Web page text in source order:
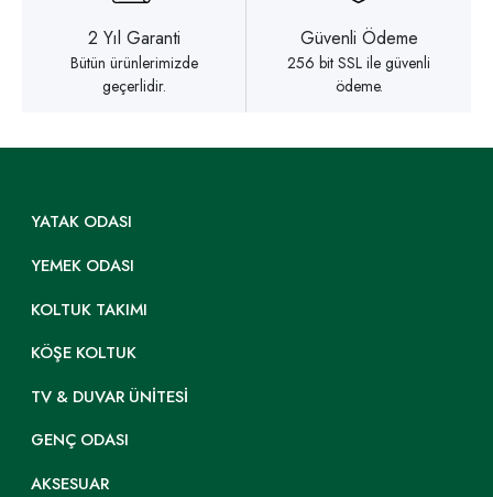
2 Yıl Garanti
Bütün ürünlerimizde
geçerlidir.
Güvenli Ödeme
256 bit SSL ile güvenli
ödeme.
YATAK ODASI
YEMEK ODASI
KOLTUK TAKIMI
KÖŞE KOLTUK
TV & DUVAR ÜNITESI
GENÇ ODASI
AKSESUAR